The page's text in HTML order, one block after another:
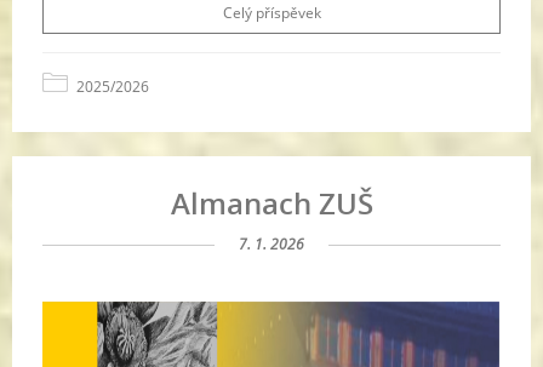
Celý příspěvek
2025/2026
Almanach ZUŠ
7. 1. 2026